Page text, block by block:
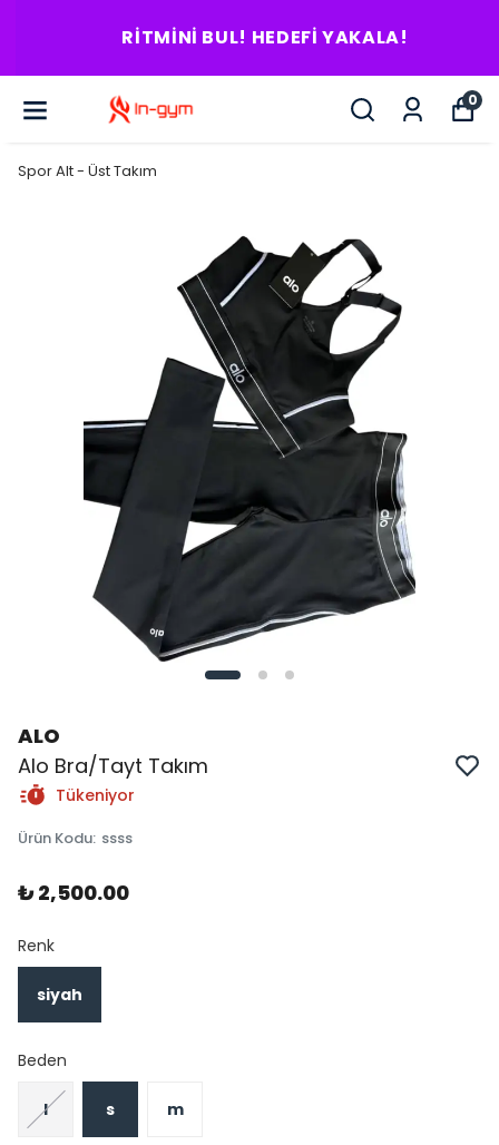
RITMINI BUL! HEDEFI YAKALA!
0
Spor Alt - Üst Takım
ALO
Alo Bra/Tayt Takım
Tükeniyor
Ürün Kodu: ssss
₺ 2,500.00
Renk
siyah
Beden
l s m